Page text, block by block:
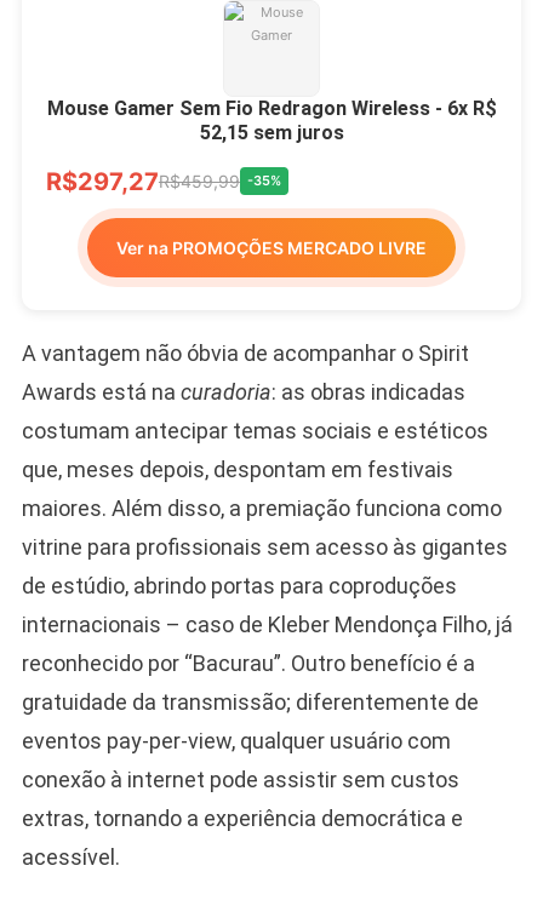
Mouse Gamer Sem Fio Redragon Wireless - 6x R$
52,15 sem juros
R$297,27R$459,99 -35%
Ver na PROMOÇÕES MERCADO LIVRE
A vantagem não óbvia de acompanhar o Spirit
Awards está na curadoria: as obras indicadas
costumam antecipar temas sociais e estéticos
que, meses depois, despontam em festivais
maiores. Além disso, a premiação funciona como
vitrine para profissionais sem acesso às gigantes
de estúdio, abrindo portas para coproduções
internacionais – caso de Kleber Mendonça Filho, já
reconhecido por “Bacurau”. Outro benefício é a
gratuidade da transmissão; diferentemente de
eventos pay-per-view, qualquer usuário com
conexão à internet pode assistir sem custos
extras, tornando a experiência democrática e
acessível.